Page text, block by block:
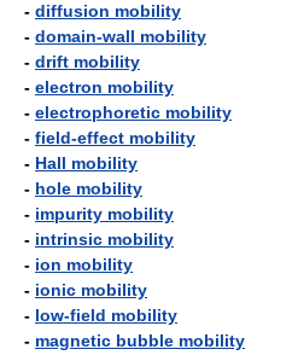
- diffusion mobility
- domain-wall mobility
- drift mobility
- electron mobility
- electrophoretic mobility
- field-effect mobility
- Hall mobility
- hole mobility
- impurity mobility
- intrinsic mobility
- ion mobility
- ionic mobility
- low-field mobility
- magnetic bubble mobility